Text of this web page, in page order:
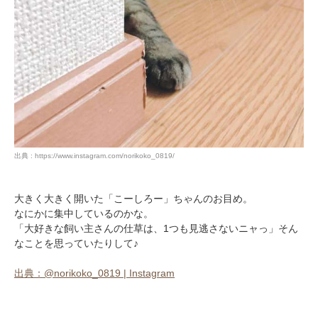
出典 : https://www.instagram.com/norikoko_0819/
大きく大きく開いた「こーしろー」ちゃんのお目め。
なにかに集中しているのかな。
「大好きな飼い主さんの仕草は、1つも見逃さないニャっ」そん
なことを思っていたりして♪
出典：@norikoko_0819 | Instagram